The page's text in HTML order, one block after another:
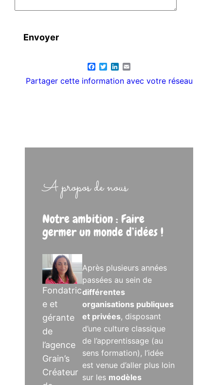
Facebook
TwitterLinkedIn
Partager cette information avec votre réseau
A propos de nous
Notre ambition : Faire
germer un monde d’idées !
Fondatric
e et
gérante
de
l’agence
Grain’s
Créateur
Après plusieurs années
passées au sein de
différentes
organisations publiques
et privées, disposant
d’une culture classique
de l’apprentissage (au
sens formation), l’idée
est venue d’aller plus loin
sur les modèles